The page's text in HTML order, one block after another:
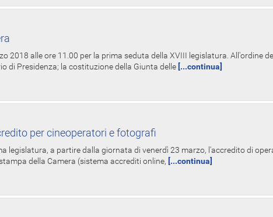
2018 alle ore 11.00 per la prima seduta della XVIII legislatura. All'ordine del
di Presidenza; la costituzione della Giunta delle [...continua]
per cineoperatori e fotografi
legislatura, a partire dalla giornata di venerdì 23 marzo, l'accredito di
della Camera (sistema accrediti online, [...continua]